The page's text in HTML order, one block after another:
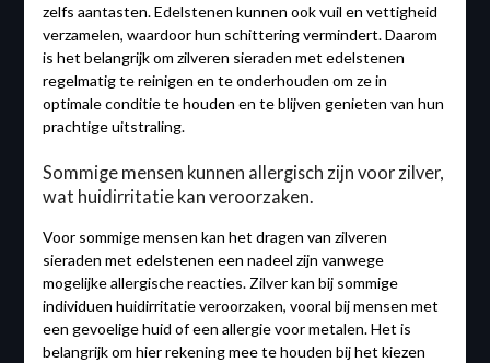
zelfs aantasten. Edelstenen kunnen ook vuil en vettigheid
verzamelen, waardoor hun schittering vermindert. Daarom
is het belangrijk om zilveren sieraden met edelstenen
regelmatig te reinigen en te onderhouden om ze in
optimale conditie te houden en te blijven genieten van hun
prachtige uitstraling.
Sommige mensen kunnen allergisch zijn voor zilver,
wat huidirritatie kan veroorzaken.
Voor sommige mensen kan het dragen van zilveren
sieraden met edelstenen een nadeel zijn vanwege
mogelijke allergische reacties. Zilver kan bij sommige
individuen huidirritatie veroorzaken, vooral bij mensen met
een gevoelige huid of een allergie voor metalen. Het is
belangrijk om hier rekening mee te houden bij het kiezen